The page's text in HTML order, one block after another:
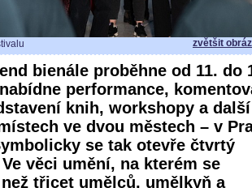
zvětšit
bienále proběhne od 11. do
performance,
knih, workshopy a další
ve dvou městech – v
se tak otevře čtvrtý
věci umění, na kterém se
třicet umělců, umělkyň a